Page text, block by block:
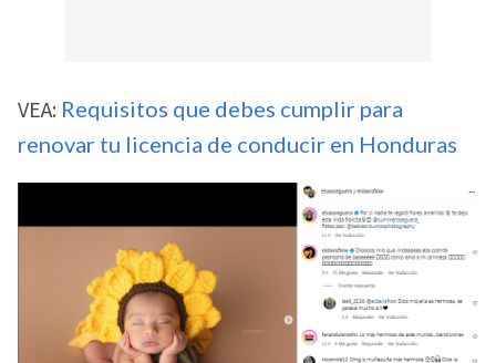
VEA: Requisitos que debes cumplir para
renovar tu licencia de conducir en Honduras